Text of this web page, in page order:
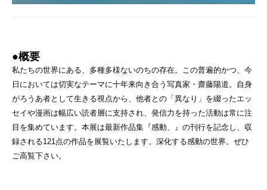
●概要
私たちの世界にある、多種多様ないのちの存在。この普遍的かつ、今
日においては切実なテーマに十年来向き合う写真家・齋藤陽道。自身
がろうあ者として生きる視点から、他者との「異なり」を綴ったエッ
セイや漫画は幅広い読者層に支持され、発信力を持った活動は常に注
目を集めています。本展は最新作品集『感動、』の刊行を記念し、収
録される121点の作品を展覧いたします。深化する感動の世界。ぜひ
ご高覧下さい。